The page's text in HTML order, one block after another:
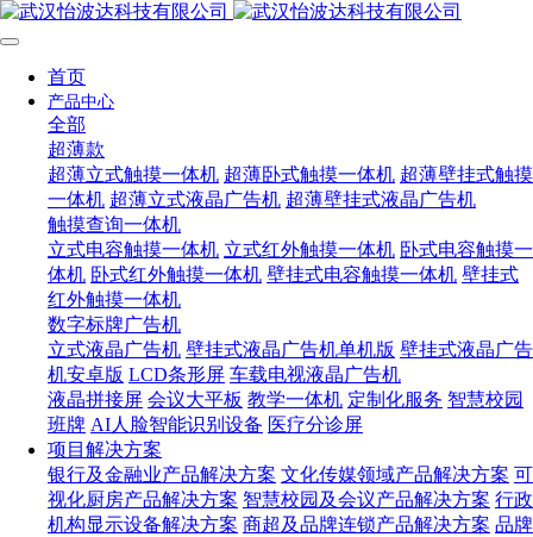
首页
产品中心
全部
超薄款
超薄立式触摸一体机 超薄卧式触摸一体机 超薄壁挂式触摸
一体机 超薄立式液晶广告机 超薄壁挂式液晶广告机
触摸查询一体机
立式电容触摸一体机 立式红外触摸一体机 卧式电容触摸一
体机 卧式红外触摸一体机 壁挂式电容触摸一体机 壁挂式
红外触摸一体机
数字标牌广告机
立式液晶广告机 壁挂式液晶广告机单机版 壁挂式液晶广告
机安卓版 LCD条形屏 车载电视液晶广告机
液晶拼接屏 会议大平板 教学一体机 定制化服务 智慧校园
班牌 AI人脸智能识别设备 医疗分诊屏
项目解决方案
银行及金融业产品解决方案 文化传媒领域产品解决方案 可
视化厨房产品解决方案 智慧校园及会议产品解决方案 行政
机构显示设备解决方案 商超及品牌连锁产品解决方案 品牌